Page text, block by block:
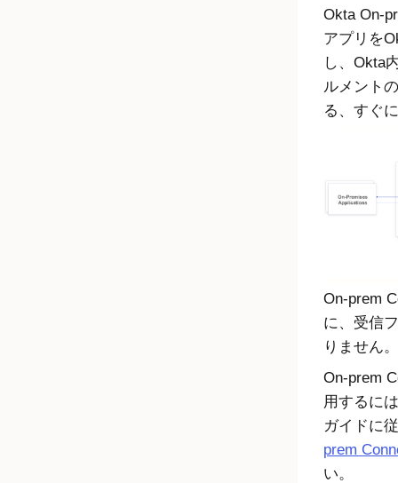
OktaOn-
アプリを
し、 Okta
ルメント
る、すぐ
On-prem
に、受信
りません。
On-prem
用するに
ガイドに
prem
い。